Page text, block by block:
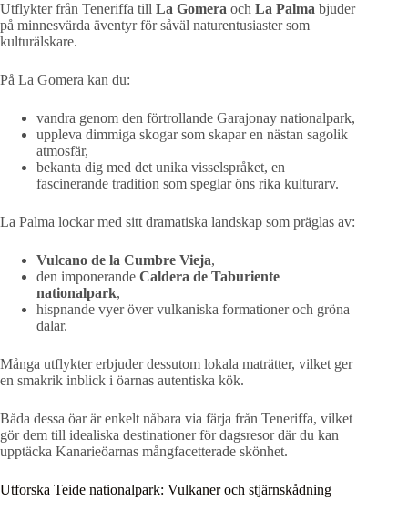
Utflykter från Teneriffa till La Gomera och La Palma bjuder
på minnesvärda äventyr för såväl naturentusiaster som
kulturälskare.
På La Gomera kan du:
vandra genom den förtrollande Garajonay nationalpark,
uppleva dimmiga skogar som skapar en nästan sagolik
atmosfär,
bekanta dig med det unika visselspråket, en
fascinerande tradition som speglar öns rika kulturarv.
La Palma lockar med sitt dramatiska landskap som präglas av:
Vulcano de la Cumbre Vieja,
den imponerande Caldera de Taburiente
nationalpark,
hispnande vyer över vulkaniska formationer och gröna
dalar.
Många utflykter erbjuder dessutom lokala maträtter, vilket ger
en smakrik inblick i öarnas autentiska kök.
Båda dessa öar är enkelt nåbara via färja från Teneriffa, vilket
gör dem till idealiska destinationer för dagsresor där du kan
upptäcka Kanarieöarnas mångfacetterade skönhet.
Utforska Teide nationalpark: Vulkaner och stjärnskådning